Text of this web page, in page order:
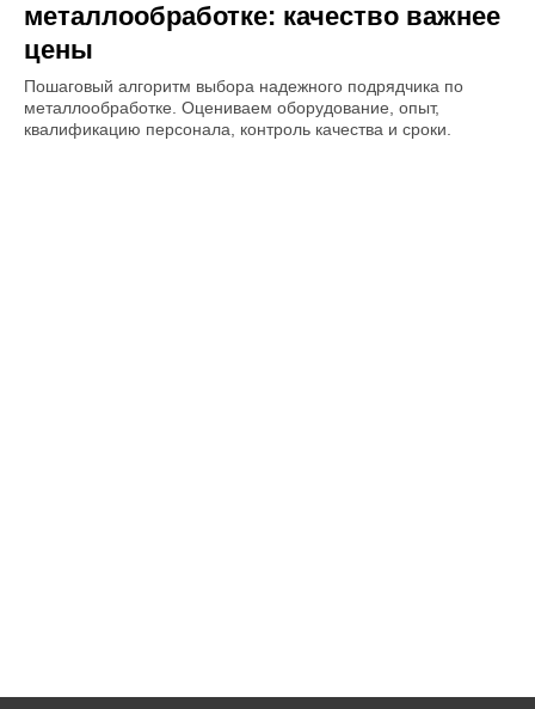
металлообработке: качество важнее
цены
Пошаговый алгоритм выбора надежного подрядчика по
металлообработке. Оцениваем оборудование, опыт,
квалификацию персонала, контроль качества и сроки.